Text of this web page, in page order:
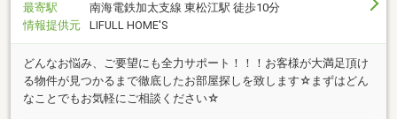
最寄駅
南海電鉄加太支線 東松江駅 徒歩10分
情報提供元
LIFULL HOME'S
どんなお悩み、ご要望にも全力サポート！！！お客様が大満足頂け
る物件が見つかるまで徹底したお部屋探しを致します☆まずはどん
なことでもお気軽にご相談ください☆